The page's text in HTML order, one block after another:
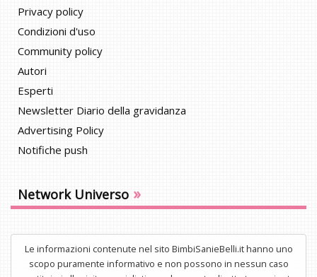
Privacy policy
Condizioni d'uso
Community policy
Autori
Esperti
Newsletter Diario della gravidanza
Advertising Policy
Notifiche push
Network Universo »
Le informazioni contenute nel sito BimbiSanieBelli.it hanno uno
scopo puramente informativo e non possono in nessun caso